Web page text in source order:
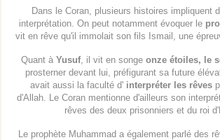
Dans le Coran, plusieurs histoires impliquent
interprétation. On peut notamment évoquer le
vit en rêve qu'il immolait son fils Ismail, une
Quant à Yusuf, il vit en songe onze étoiles, le
prosterner devant lui, préfigurant sa future
avait aussi la faculté d' interpréter les rêves
d'Allah. Le Coran mentionne d'ailleurs son
rêves des deux prisonniers et du roi
Le prophète Muhammad a également parlé des